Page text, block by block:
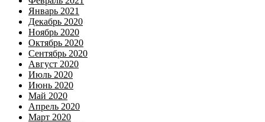
Январь 2021
Декабрь 2020
Ноябрь 2020
Октябрь 2020
Сентябрь 2020
Август 2020
Июль 2020
Июнь 2020
Май 2020
Апрель 2020
Март 2020